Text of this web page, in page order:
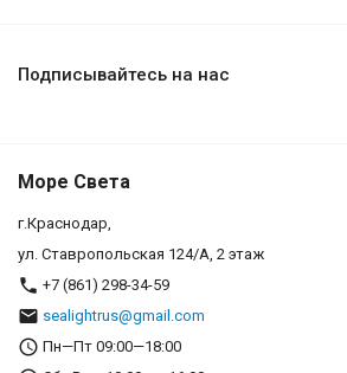
Подписывайтесь на нас
Море Света
г.Краснодар,
ул. Ставропольская 124/А, 2 этаж
+7 (861) 298-34-59
sealightrus@gmail.com
Пн—Пт 09:00—18:00